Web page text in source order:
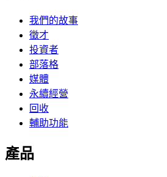
我們的故事
徵才
投資者
部落格
媒體
永續經營
回收
輔助功能
產品